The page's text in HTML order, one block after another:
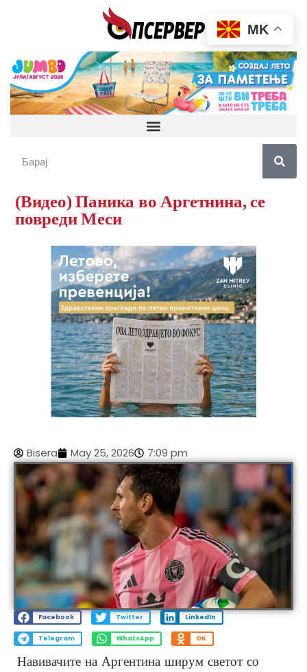
(Видео) Паника во Аргетнина, се
повреди Меси
Bisera May 25, 2026 7:09 pm
Facebook Twitter LinkedIn
Telegram WhatsApp OK
Навивачите на Аргентина ширум светот со
MK